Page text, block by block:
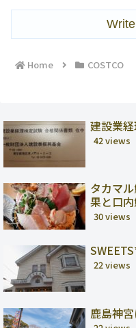
Home COSTCO
建設業
42 views
タカマ
果と口
30 views
22 views
鹿島神